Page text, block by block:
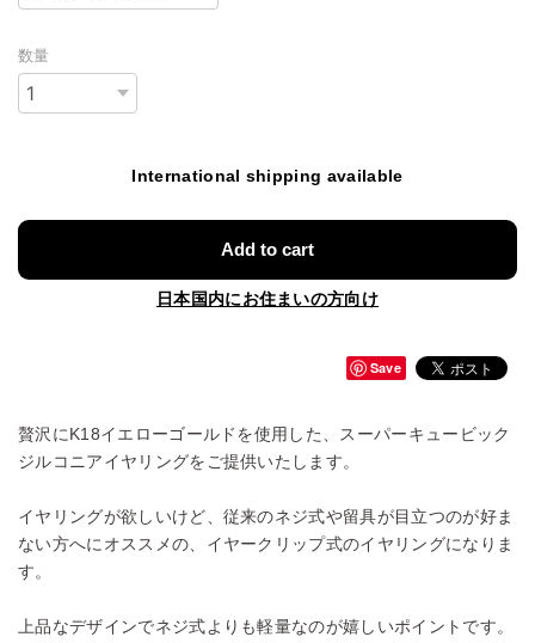
数量
International shipping available
Add to cart
日本国内にお住まいの方向け
Save
贅沢にK18イエローゴールドを使用した、スーパーキュービック
ジルコニアイヤリングをご提供いたします。
イヤリングが欲しいけど、従来のネジ式や留具が目立つのが好ま
ない方へにオススメの、イヤークリップ式のイヤリングになりま
す。
上品なデザインでネジ式よりも軽量なのが嬉しいポイントです。